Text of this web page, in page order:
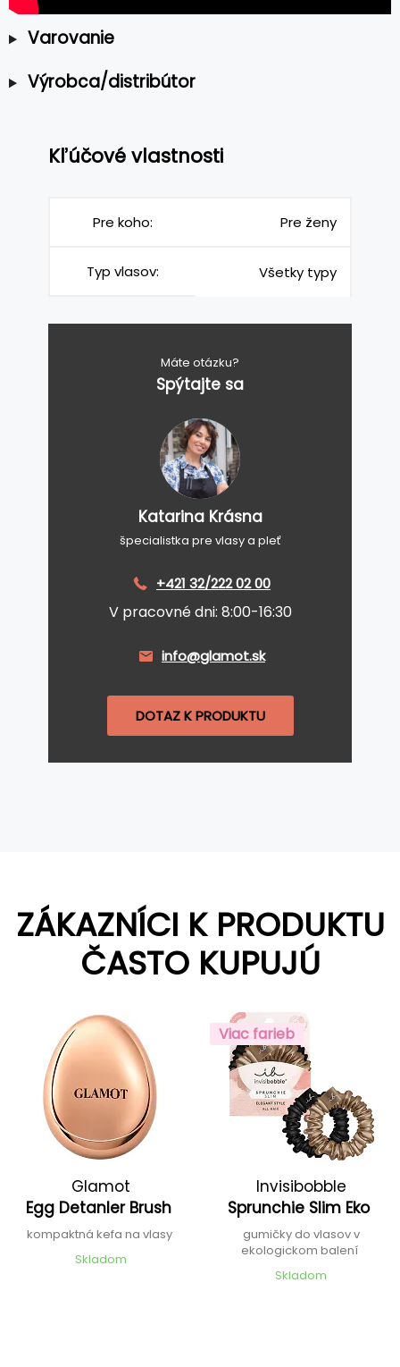
Varovanie
Výrobca/distribútor
Kľúčové vlastnosti
Pre koho: Pre ženy
Typ vlasov: Všetky typy
Máte otázku?
Spýtajte sa
Katarina Krásna
špecialistka pre vlasy a pleť
+421 32/222 02 00
V pracovné dni: 8:00-16:30
info@glamot.sk
DOTAZ K PRODUKTU
ZÁKAZNÍCI K PRODUKTU
ČASTO KUPUJÚ
Glamot
Egg Detanler Brush
kompaktná kefa na vlasy
Skladom
Viac farieb
Invisibobble
Sprunchie Slim Eko
gumičky do vlasov v
ekologickom balení
Skladom